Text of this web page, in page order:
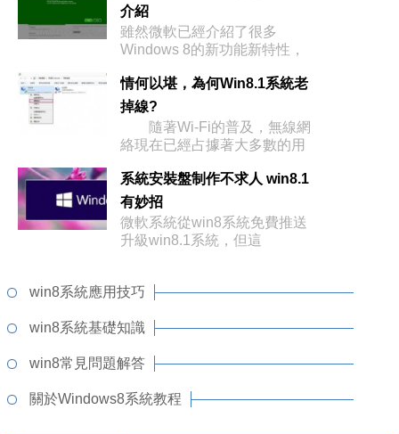
介紹
雖然微軟已經介紹了很多
Windows 8的新功能新特性，
情何以堪，為何Win8.1系統老
掉線?
隨著Wi-Fi的普及，無線網
絡現在已經占據著大多數的用
系統安裝盤制作不求人 win8.1
有妙招
微軟系統從win8系統免費推送
升級win8.1系統，但這
win8系統應用技巧
win8系統基礎知識
win8常見問題解答
關於Windows8系統教程